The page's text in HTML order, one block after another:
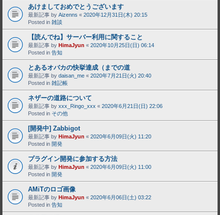
あけましておめでとうございます
最新記事 by Aizenns « 2020年12月31日(木) 20:15
Posted in 雑談
【読んでね】サーバー利用に関すること
最新記事 by HimaJyun « 2020年10月25日(日) 06:14
Posted in 告知
とあるオバカの快挙達成（までの道
最新記事 by daisan_me « 2020年7月21日(火) 20:40
Posted in 雑記帳
ネザーの道路について
最新記事 by xxx_Ringo_xxx « 2020年6月21日(日) 22:06
Posted in その他
[開発中] Zabbigot
最新記事 by HimaJyun « 2020年6月09日(火) 11:20
Posted in 開発
プラグイン開発に参加する方法
最新記事 by HimaJyun « 2020年6月09日(火) 11:00
Posted in 開発
AMiTのロゴ画像
最新記事 by HimaJyun « 2020年6月06日(土) 03:22
Posted in 告知